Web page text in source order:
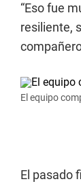
“Eso fue
resiliente,
El equipo
El pasado